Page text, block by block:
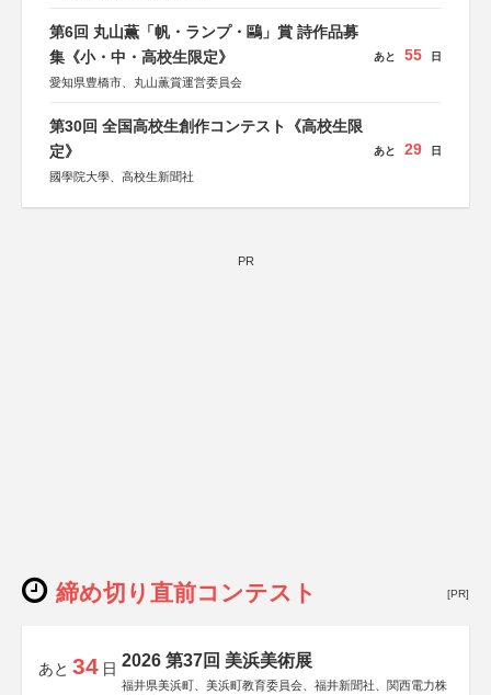
第6回 丸山薫「帆・ランプ・鷗」賞 詩作品募
集《小・中・高校生限定》
愛知県豊橋市、丸山薫賞運営委員会
あと 55 日
第30回 全国高校生創作コンテスト《高校生限
定》
國學院大學、高校生新聞社
あと 29 日
PR
締め切り直前コンテスト [PR]
あと 34 日 2026 第37回 美浜美術展
福井県美浜町、美浜町教育委員会、福井新聞社、関西電力株